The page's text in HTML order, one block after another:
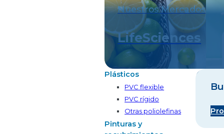
Nuestros Mercados
LifeSciences
Plásticos
PVC flexible
PVC rígido
Otras poliolefinas
Pinturas y